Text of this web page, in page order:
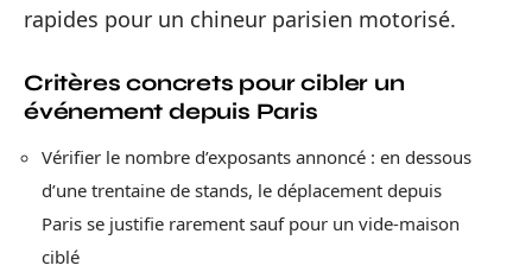
rapides pour un chineur parisien motorisé.
Critères concrets pour cibler un
événement depuis Paris
Vérifier le nombre d’exposants annoncé : en dessous
d’une trentaine de stands, le déplacement depuis
Paris se justifie rarement sauf pour un vide-maison
ciblé